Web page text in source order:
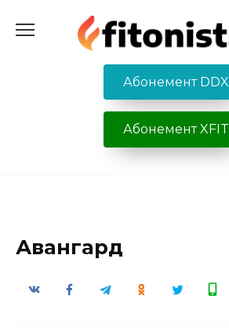
содержанию
Абонемент DDX
Абонемент XFIT
Авангард